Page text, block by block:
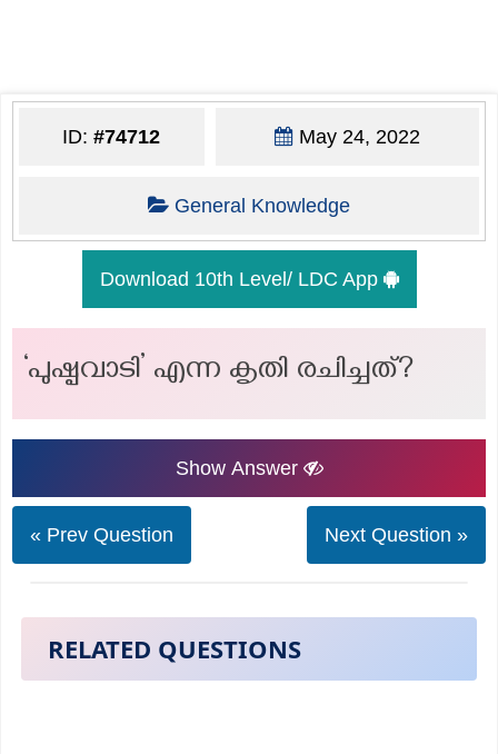
ID:#74712 May 24, 2022
General Knowledge
Download 10th Level/ LDC App
‘പുഷ്പവാടി’ എന്ന കൃതി രചിച്ചത്?
Show Answer
« Prev Question Next Question »
RELATED QUESTIONS